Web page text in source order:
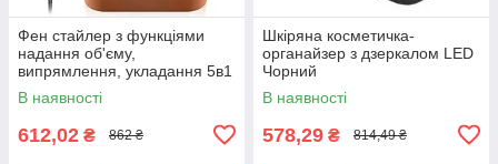
Фен стайлер з функціями
надання об'єму,
випрямлення, укладання 5в1
HAIR BRUSH Styler + кейс
В наявності
612,02 ₴ 862 ₴
Шкіряна косметичка-
органайзер з дзеркалом LED
Чорний
В наявності
578,29 ₴ 814,49 ₴